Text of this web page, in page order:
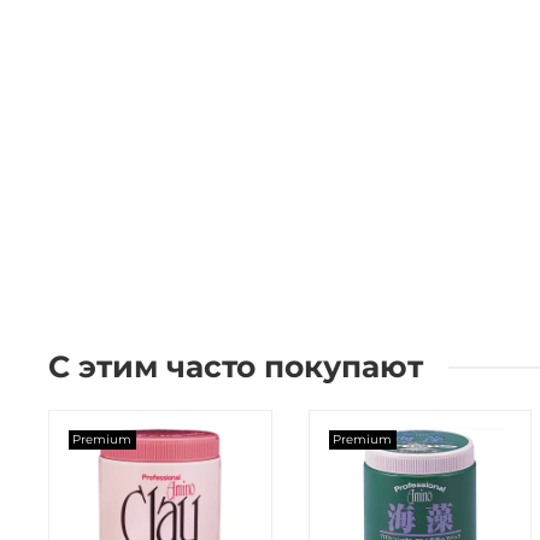
С этим часто покупают
Premium Premium